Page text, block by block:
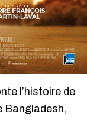
l’histoire de
Bangladesh,